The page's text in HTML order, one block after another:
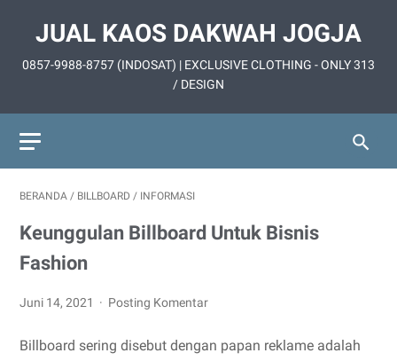
JUAL KAOS DAKWAH JOGJA
0857-9988-8757 (INDOSAT) | EXCLUSIVE CLOTHING - ONLY 313
/ DESIGN
BERANDA / BILLBOARD / INFORMASI
Keunggulan Billboard Untuk Bisnis
Fashion
Juni 14, 2021 Posting Komentar
Billboard sering disebut dengan papan reklame adalah